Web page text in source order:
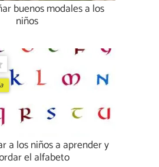
buenos modales a los
niños
a los niños a aprender y
el alfabeto